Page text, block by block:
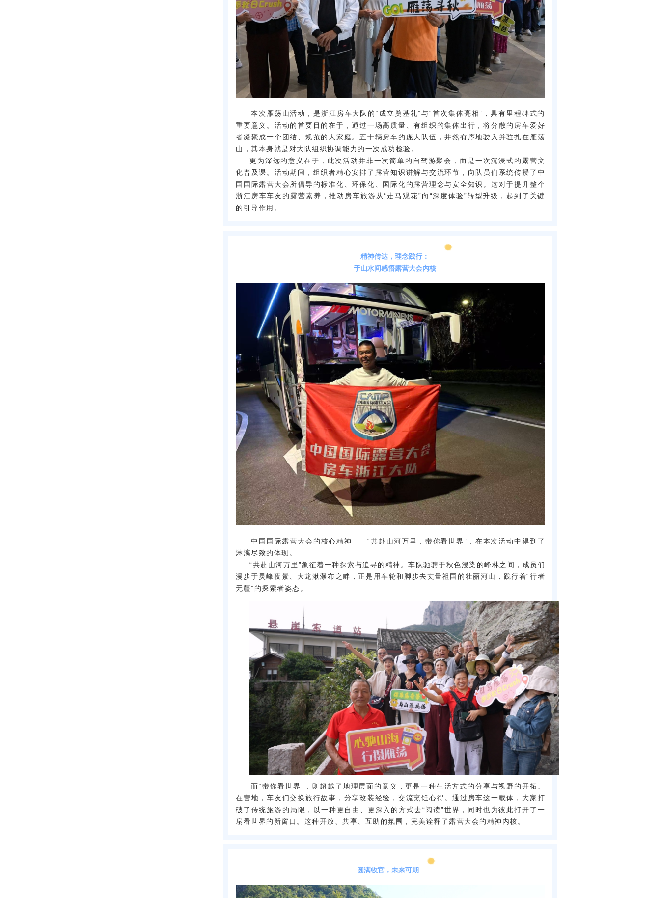
本次雁荡山活动，是浙江房车大队的“成立奠基礼”与“首次集体亮相”，具有里程碑式的
重要意义。活动的首要目的在于，通过一场高质量、有组织的集体出行，将分散的房车爱好
者凝聚成一个团结、规范的大家庭。五十辆房车的庞大队伍，井然有序地驶入并驻扎在雁荡
山，其本身就是对大队组织协调能力的一次成功检验。
更为深远的意义在于，此次活动并非一次简单的自驾游聚会，而是一次沉浸式的露营文
化普及课。活动期间，组织者精心安排了露营知识讲解与交流环节，向队员们系统传授了中
国国际露营大会所倡导的标准化、环保化、国际化的露营理念与安全知识。这对于提升整个
浙江房车车友的露营素养，推动房车旅游从“走马观花”向“深度体验”转型升级，起到了关键
的引导作用。
精神传达，理念践行：
于山水间感悟露营大会内核
中国国际露营大会的核心精神——“共赴山河万里，带你看世界”，在本次活动中得到了
淋漓尽致的体现。
“共赴山河万里”象征着一种探索与追寻的精神。车队驰骋于秋色浸染的峰林之间，成员们
漫步于灵峰夜景、大龙湫瀑布之畔，正是用车轮和脚步去丈量祖国的壮丽河山，践行着“行者
无疆”的探索者姿态。
而“带你看世界”，则超越了地理层面的意义，更是一种生活方式的分享与视野的开拓。
在营地，车友们交换旅行故事，分享改装经验，交流烹饪心得。通过房车这一载体，大家打
破了传统旅游的局限，以一种更自由、更深入的方式去“阅读”世界，同时也为彼此打开了一
扇看世界的新窗口。这种开放、共享、互助的氛围，完美诠释了露营大会的精神内核。
圆满收官，未来可期